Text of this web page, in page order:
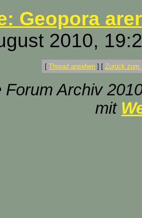
Geopora
2010,
[ Thread ansehen ] [ Zurück zum
Forum Archiv
mit